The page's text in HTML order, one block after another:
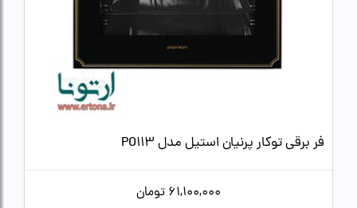
فر برقی توکار پرنیان استیل مدل PO113
61,100,000 تومان